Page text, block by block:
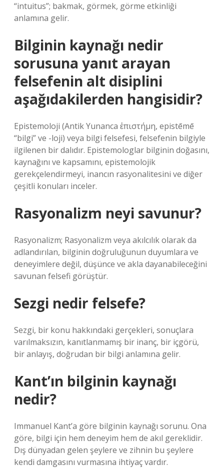
“intuitus”; bakmak, görmek, görme etkinliği
anlamına gelir.
Bilginin kaynağı nedir
sorusuna yanıt arayan
felsefenin alt disiplini
aşağıdakilerden hangisidir?
Epistemoloji (Antik Yunanca ἐπιστήμη, epistēmē
“bilgi” ve -loji) veya bilgi felsefesi, felsefenin bilgiyle
ilgilenen bir dalıdır. Epistemologlar bilginin doğasını,
kaynağını ve kapsamını, epistemolojik
gerekçelendirmeyi, inancın rasyonalitesini ve diğer
çeşitli konuları inceler.
Rasyonalizm neyi savunur?
Rasyonalizm; Rasyonalizm veya akılcılık olarak da
adlandırılan, bilginin doğruluğunun duyumlara ve
deneyimlere değil, düşünce ve akla dayanabileceğini
savunan felsefi görüştür.
Sezgi nedir felsefe?
Sezgi, bir konu hakkındaki gerçekleri, sonuçlara
varılmaksızın, kanıtlanmamış bir inanç, bir içgörü,
bir anlayış, doğrudan bir bilgi anlamına gelir.
Kant’ın bilginin kaynağı
nedir?
Immanuel Kant’a göre bilginin kaynağı sorunu. Ona
göre, bilgi için hem deneyim hem de akıl gereklidir.
Dış dünyadan gelen şeylere ve zihnin bu şeylere
kendi damgasını vurmasına ihtiyaç vardır.